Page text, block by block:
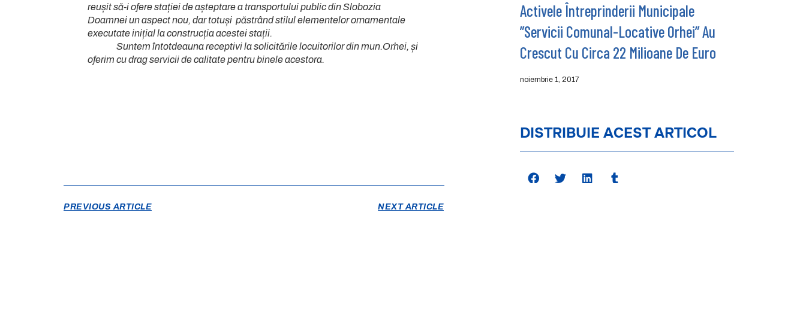
reușit să-i ofere stației de așteptare a transportului public din Slobozia
Doamnei un aspect nou, dar totuși păstrând stilul elementelor ornamentale
executate inițial la construcția acestei stații.
Suntem întotdeauna receptivi la solicitările locuitorilor din mun.Orhei, și
oferim cu drag servicii de calitate pentru binele acestora.
PREVIOUS ARTICLE NEXT ARTICLE
Activele Întreprinderii Municipale
”Servicii Comunal-Locative Orhei” Au
Crescut Cu Circa 22 Milioane De Euro
noiembrie 1, 2017
DISTRIBUIE ACEST ARTICOL